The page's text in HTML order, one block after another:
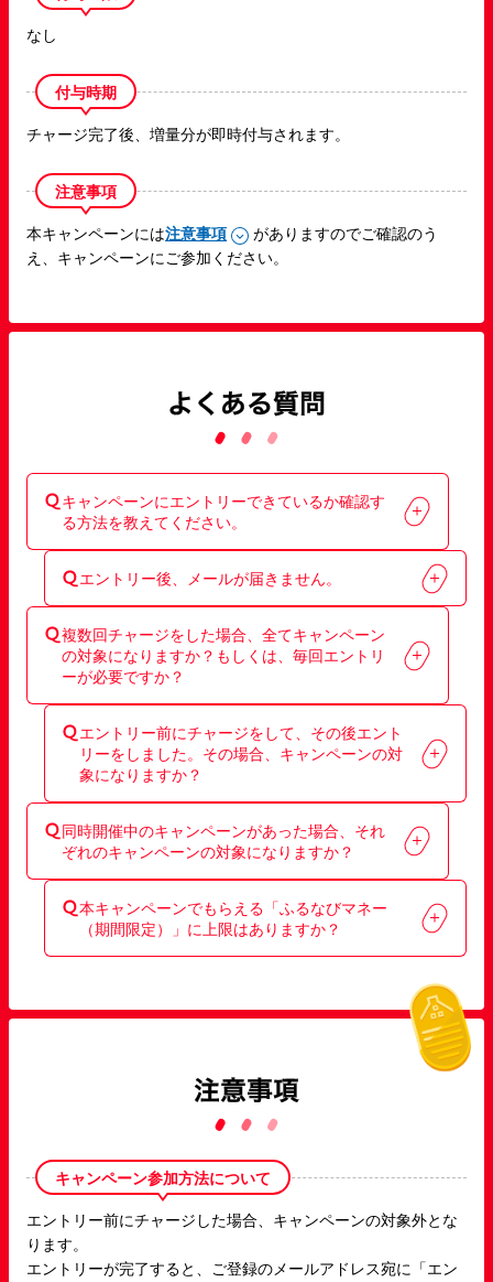
なし
付与時期
チャージ完了後、増量分が即時付与されます。
注意事項
本キャンペーンには注意事項
がありますのでご確認のう
え、キャンペーンにご参加ください。
キャンペーンにエントリーできているか確認す
る方法を教えてください。
自動送信しております。
もしくは、キャンペーンページの事前エントリーボタ
ンが「エントリー済み」になっていればエントリー完
了となります。
エントリー後、メールが届きません。
エントリー後、ご登録のメールアドレス宛にメールを
自動送信しております。
メールが届かない場合、迷惑メールや別のフォルダに
振り分けられていないかご確認ください。
また、お使いのメール機能のセキュリティによりメー
ルが届かない場合がありますので「@furunavi.jp」の
ドメインを受信できるよう設定をお願いいたします。
各社メール受信設定方法については、下記をご覧くだ
さい。
SoftBankをご利用の方
docomoをご利用の方
auをご利用の方
また、エントリー後のメールが届かなくても、キャン
複数回チャージをした場合、全てキャンペーン
の対象になりますか？もしくは、毎回エントリ
ーが必要ですか？
が対象となります。
エントリー前にチャージをして、その後エント
リーをしました。その場合、キャンペーンの対
象になりますか？
いいえ、キャンペーンの対象外となります。事前にエ
ントリーが必要ですので、ご注意ください。
同時開催中のキャンペーンがあった場合、それ
ぞれのキャンペーンの対象になりますか？
れば対象となります。
本キャンペーンでもらえる「ふるなびマネー
（期間限定）」に上限はありますか？
キャンペーン参加方法について
エントリー前にチャージした場合、キャンペーンの対象外とな
ります。
エントリーが完了すると、ご登録のメールアドレス宛に「エン